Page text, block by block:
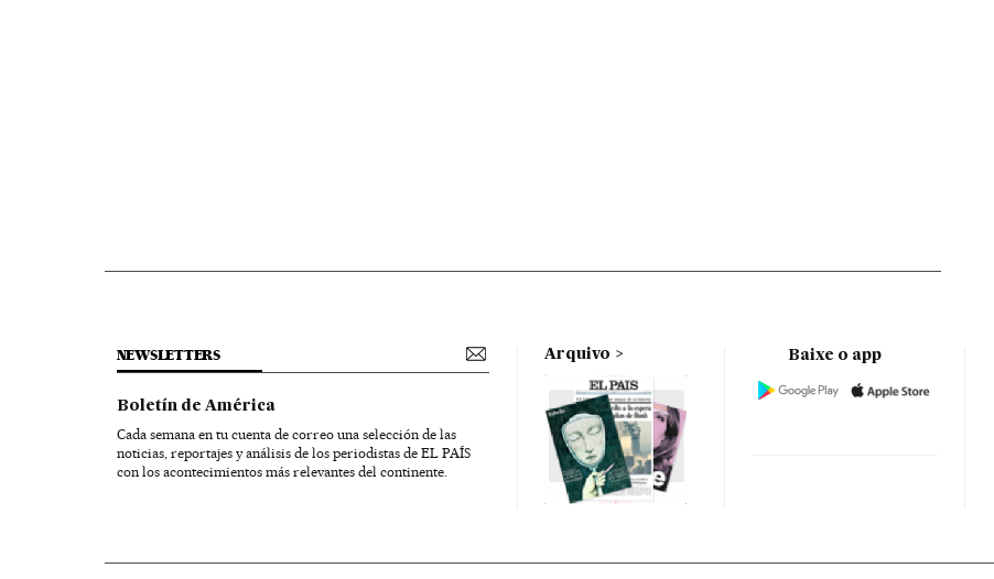
NEWSLETTERS
Boletín de América
Cada semana en tu cuenta de correo una selección de las
noticias, reportajes y análisis de los periodistas de EL PAÍS
con los acontecimientos más relevantes del continente.
Arquivo Baixe o app